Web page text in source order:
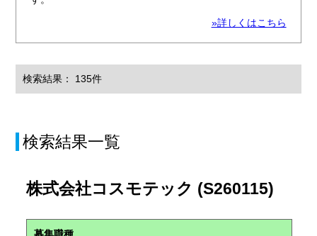
»詳しくはこちら
検索結果： 135件
検索結果一覧
株式会社コスモテック (S260115)